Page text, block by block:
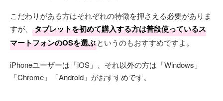
こだわりがある方はそれぞれの特徴を押さえる必要がありま
すが、
タブレットを初めて購入する方は普段使っているス
マートフォンのOSを選ぶというのもおすすめですよ。
iPhoneユーザーは「iOS」、それ以外の方は「Windows」
「Chrome」「Android」がおすすめです。